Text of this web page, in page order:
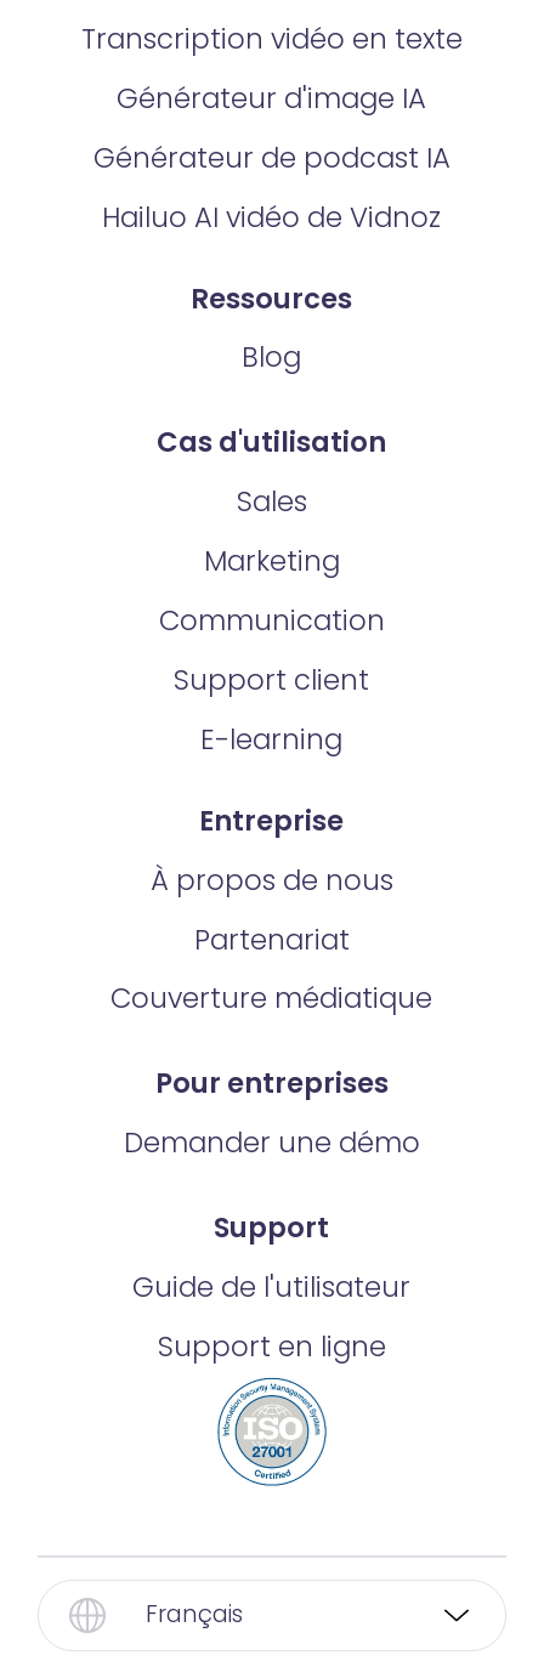
Transcription vidéo en texte
Générateur d'image IA
Générateur de podcast IA
Hailuo AI vidéo de Vidnoz
Ressources
Blog
Cas d'utilisation
Sales
Marketing
Communication
Support client
E-learning
Entreprise
À propos de nous
Partenariat
Couverture médiatique
Pour entreprises
Demander une démo
Support
Guide de l'utilisateur
Support en ligne
Français